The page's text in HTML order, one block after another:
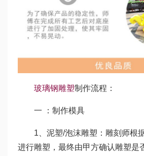
玻璃钢雕塑制作流程：
一 ：制作模具
1、泥塑/泡沫雕塑：雕刻师根
进行雕塑，最终由甲方确认雕塑是